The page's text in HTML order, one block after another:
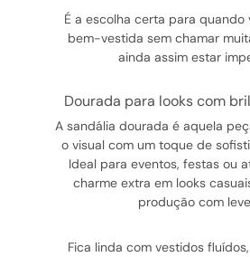
É a escolha certa para
bem-vestida sem chamar
ainda assim estar
dourada para looks com
A sandália dourada é aquela
o visual com um toque de
Ideal para eventos, festas ou
charme extra em looks
produção com
Fica linda com vestidos